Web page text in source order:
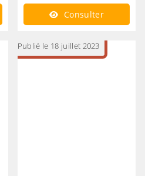
Consulter
Publié le 18 juillet 2023